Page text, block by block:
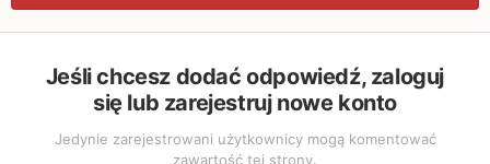
Jeśli chcesz dodać odpowiedź, zaloguj
się lub zarejestruj nowe konto
Jedynie zarejestrowani użytkownicy mogą komentować
zawartość tej strony.